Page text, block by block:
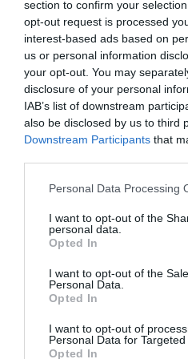
section to confirm your
opt-out request is processed
interest-based ads based on
us or personal information
your opt-out. You may
disclosure of your personal
IAB’s list of downstream
also be disclosed by us to third
Downstream Participants that
Personal Data Processing
I want to opt-out of the
personal data.
Opted In
I want to opt-out of the
Personal Data.
Opted In
I want to opt-out of
Personal Data for Targeted
Opted In
Στην ταινία
η Jennifer Lawrence
ζευγάρι, με την επίσημη
«Σε μια
αγροτική περιοχή, μια